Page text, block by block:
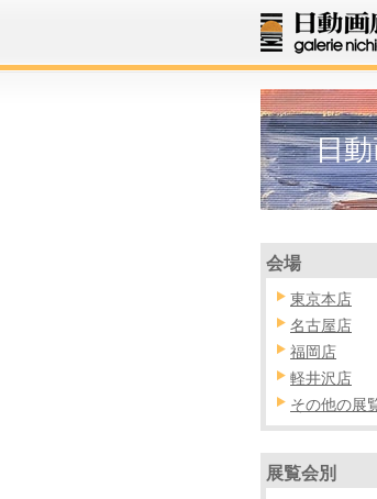
日
会場
東京本店
名古屋店
福岡店
軽井沢店
その他の展
展覧会別